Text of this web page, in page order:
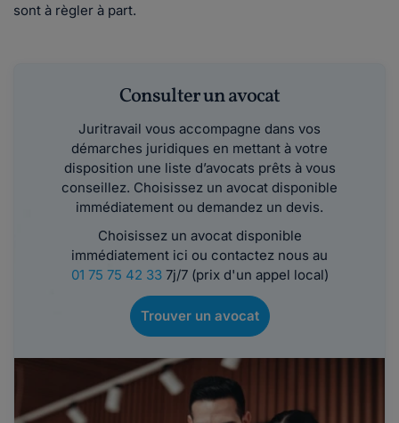
sont à règler à part.
Consulter un avocat
Juritravail vous accompagne dans vos
démarches juridiques en mettant à votre
disposition une liste d’avocats prêts à vous
conseillez. Choisissez un avocat disponible
immédiatement ou demandez un devis.
Choisissez un avocat disponible
immédiatement ici ou contactez nous au
01 75 75 42 337j/7 (prix d'un appel local)
Trouver un avocat